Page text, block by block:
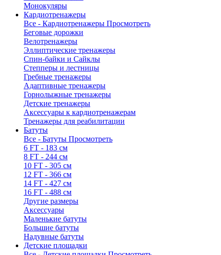
Монокуляры
Кардиотренажеры
Все - Кардиотренажеры Просмотреть
Беговые дорожки
Велотренажеры
Эллиптические тренажеры
Спин-байки и Сайклы
Степперы и лестницы
Гребные тренажеры
Адаптивные тренажеры
Горнолыжные тренажеры
Детские тренажеры
Аксессуары к кардиотренажерам
Тренажеры для реабилитации
Батуты
Все - Батуты Просмотреть
6 FT - 183 см
8 FT - 244 см
10 FT - 305 см
12 FT - 366 см
14 FT - 427 см
16 FT - 488 см
Другие размеры
Аксессуары
Маленькие батуты
Большие батуты
Надувные батуты
Детские площадки